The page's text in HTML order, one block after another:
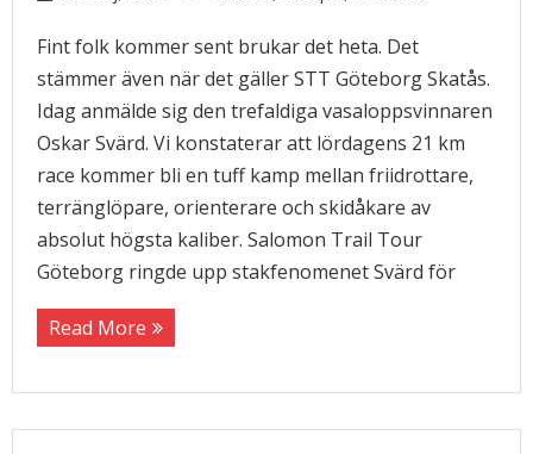
Fint folk kommer sent brukar det heta. Det
stämmer även när det gäller STT Göteborg Skatås.
Idag anmälde sig den trefaldiga vasaloppsvinnaren
Oskar Svärd. Vi konstaterar att lördagens 21 km
race kommer bli en tuff kamp mellan friidrottare,
terränglöpare, orienterare och skidåkare av
absolut högsta kaliber. Salomon Trail Tour
Göteborg ringde upp stakfenomenet Svärd för
Read More